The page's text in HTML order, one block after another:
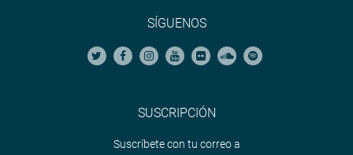
SÍGUENOS
SUSCRIPCIÓN
Suscríbete con tu correo a